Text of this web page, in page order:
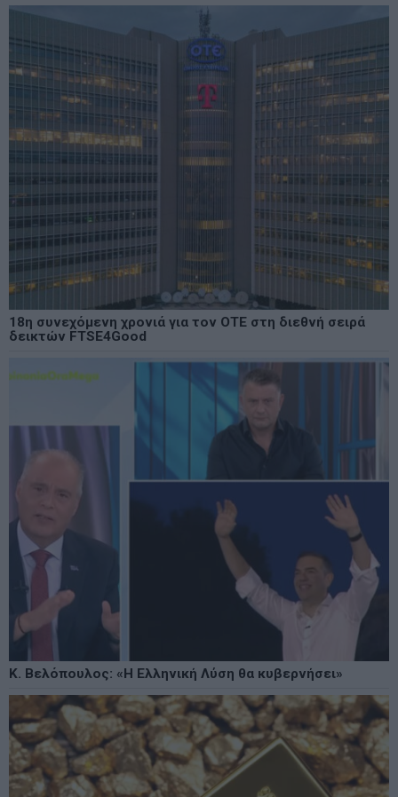
18η συνεχόμενη χρονιά για τον ΟΤΕ στη διεθνή σειρά
δεικτών FTSE4Good
Κ. Βελόπουλος: «Η Ελληνική Λύση θα κυβερνήσει»